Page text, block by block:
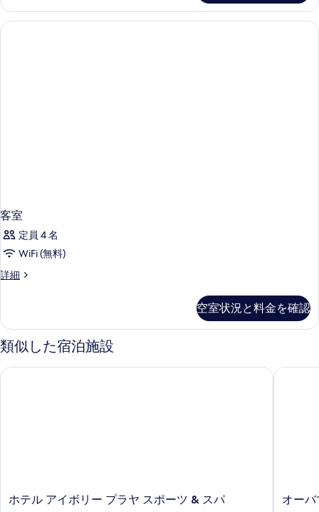
細
客室
定員 4 名
WiFi (無料)
詳細
客
細
空室状況と料金を確認
類似した宿泊施設
ホ
ホテル アイボリー プラヤ スポーツ & スパ
ホテル アイボリー プラヤ スポーツ & スパ
オ
オー
オーバ